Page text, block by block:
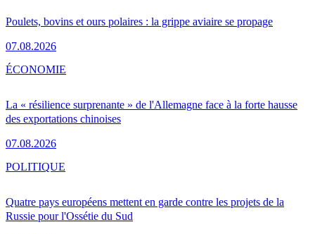
Poulets, bovins et ours polaires : la grippe aviaire se propage
07.08.2026
La « résilience surprenante » de l'Allemagne face à la forte hausse
des exportations chinoises
07.08.2026
ÉCONOMIE
Quatre pays européens mettent en garde contre les projets de la
Russie pour l'Ossétie du Sud
POLITIQUE